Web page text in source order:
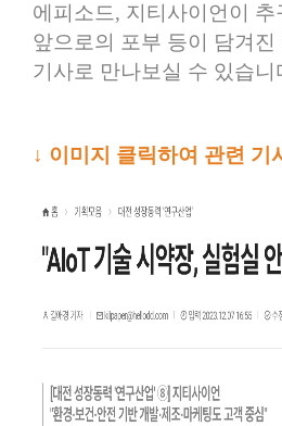
에피소드, 지티사이언이
추
앞으로의 포부 등이 담겨진
기사로 만나보실 수 있습니
↓ 이미지 클릭하여 관련 기